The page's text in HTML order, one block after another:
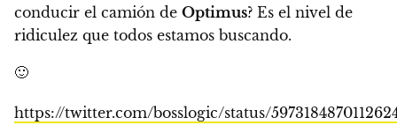
conducir el camión de Optimus? Es el nivel de
ridiculez que todos estamos buscando.
🙂
https://twitter.com/bosslogic/status/